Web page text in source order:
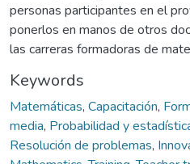
personas participantes en el
ponerlos en manos de otros
las carreras formadoras de
Keywords
Matemáticas, Capacitación,
media, Probabilidad y
Resolución de problemas,